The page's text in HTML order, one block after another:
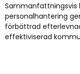
personalhantering
förbättrad
effektiviserad